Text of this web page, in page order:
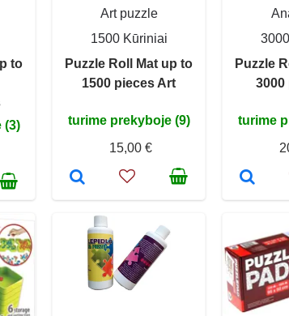
to
(3)
Art puzzle
1500 Kūriniai
Puzzle Roll Mat up to
1500 pieces Art
turime prekyboje (9)
15,00 €
Puzzle
3000
turime